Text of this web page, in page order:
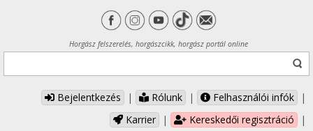
Horgász felszerelés, horgászcikk, horgász portál online
Bejelentkezés | Rólunk | Felhasználói infók
|
Karrier
| Kereskedői regisztráció
|